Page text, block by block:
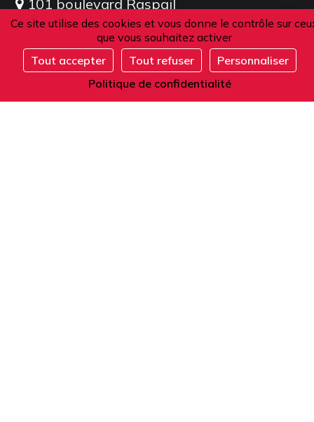
Ce site utilise des cookies et vous donne le contrôle sur
que vous souhaitez activer
Tout accepter
Tout refuser
Personnaliser
Politique de confidentialité
S'inscrire
101 boulevard Raspail
75006 Paris
France
Téléphone